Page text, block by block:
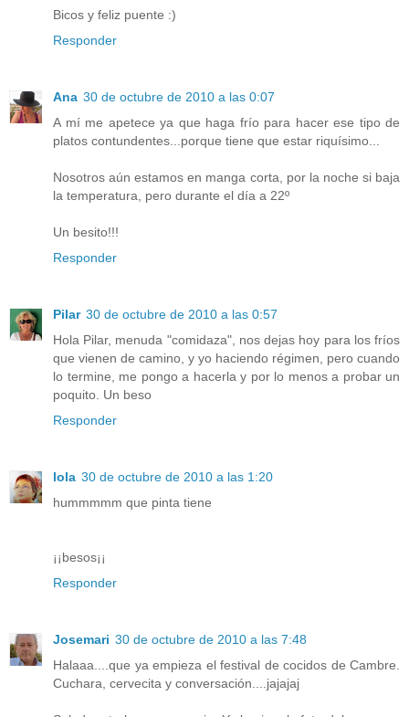
Bicos y feliz puente :)
Responder
Ana 30 de octubre de 2010 a las 0:07
A mí me apetece ya que haga frío para hacer ese tipo de
platos contundentes...porque tiene que estar riquísimo...
Nosotros aún estamos en manga corta, por la noche si baja
la temperatura, pero durante el día a 22º
Un besito!!!
Responder
Pilar 30 de octubre de 2010 a las 0:57
Hola Pilar, menuda "comidaza", nos dejas hoy para los fríos
que vienen de camino, y yo haciendo régimen, pero cuando
lo termine, me pongo a hacerla y por lo menos a probar un
poquito. Un beso
Responder
lola 30 de octubre de 2010 a las 1:20
hummmmm que pinta tiene
¡¡besos¡¡
Responder
Josemari 30 de octubre de 2010 a las 7:48
Halaaa....que ya empieza el festival de cocidos de Cambre.
Cuchara, cervecita y conversación....jajajaj